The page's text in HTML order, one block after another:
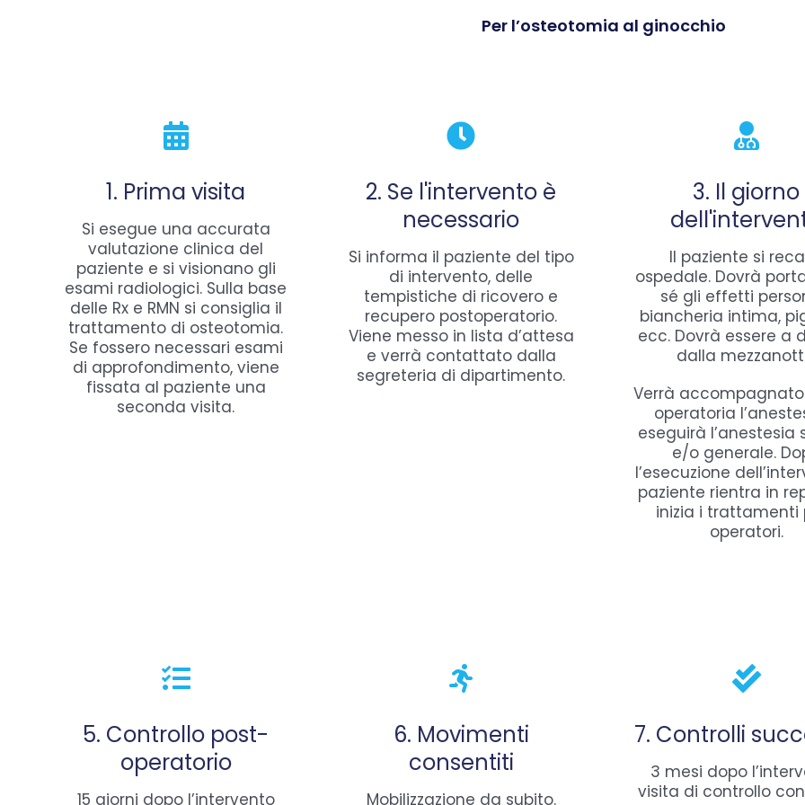
Per l’osteotomia al ginocchio
1. Prima visita
Si esegue una accurata
valutazione clinica del
paziente e si visionano gli
esami radiologici. Sulla base
delle Rx e RMN si consiglia il
trattamento di osteotomia.
Se fossero necessari esami
di approfondimento, viene
fissata al paziente una
seconda visita.
2. Se l'intervento è
necessario
Si informa il paziente del tipo
di intervento, delle
tempistiche di ricovero e
recupero postoperatorio.
Viene messo in lista d’attesa
e verrà contattato dalla
segreteria di dipartimento.
3. Il giorno
Il paziente si
ospedale. Dovrà
sé gli effetti
biancheria intima,
ecc. Dovrà essere a
dalla
Verrà
operatoria
eseguirà l’anestesia
e/o generale.
l’esecuzione
paziente rientra in
inizia i trattamenti
operatori.
5. Controllo post-
operatorio
15 giorni dopo l’intervento
6. Movimenti
consentiti
Mobilizzazione da subito.
7. Controlli
3 mesi dopo
visita di controllo